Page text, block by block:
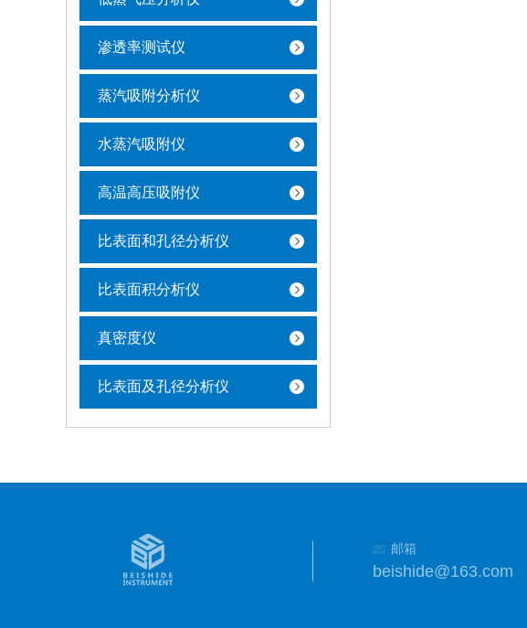
渗透率测试仪
蒸汽吸附分析仪
水蒸汽吸附仪
高温高压吸附仪
比表面和孔径分析仪
比表面积分析仪
真密度仪
比表面及孔径分析仪
邮箱
beishide@163.com